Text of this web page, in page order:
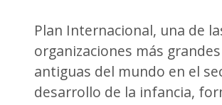
Plan Internacional, una de
organizaciones más
antiguas del mundo en el
desarrollo de la infancia,